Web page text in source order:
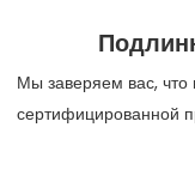
Мы заверяем вас, что
сертифицированной